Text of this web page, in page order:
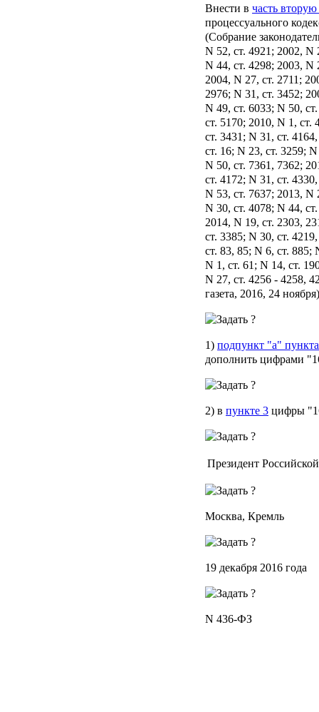
Внести в часть
процессуального
(Собрание
N 52, ст. 4921; 2002, N
N 44, ст. 4298; 2003, N
2004, N 27, ст. 2711;
2976; N 31, ст. 3452;
N 49, ст. 6033; N 50,
ст. 5170; 2010, N 1, ст.
ст. 3431; N 31, ст.
ст. 16; N 23, ст. 3259;
N 50, ст. 7361, 7362;
ст. 4172; N 31, ст.
N 53, ст. 7637; 2013, N
N 30, ст. 4078; N 44,
2014, N 19, ст. 2303,
ст. 3385; N 30, ст.
ст. 83, 85; N 6, ст. 885;
N 1, ст. 61; N 14, ст.
N 27, ст. 4256 - 4258,
газета, 2016, 24
1) подпункт "а"
дополнить цифрами
2) в пункте 3 цифры
Президент
Москва, Кремль
19 декабря 2016 года
N 436-ФЗ